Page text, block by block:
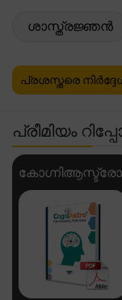
ശാസ്ത്രജ്ഞൻ
പ്രശസ്തരെ
പ്രീമിയം
കോഗ്നിആസ്ട്രോ